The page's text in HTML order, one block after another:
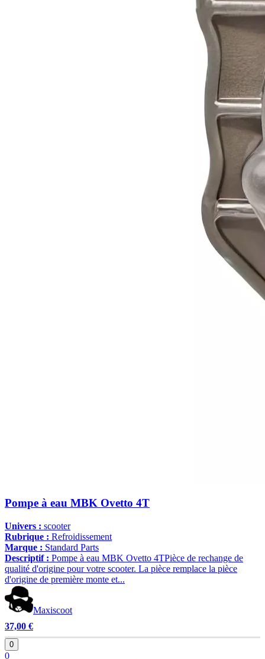
Pompe à eau MBK Ovetto 4T
Univers : scooter
Rubrique : Refroidissement
Marque : Standard Parts
Descriptif : Pompe à eau MBK Ovetto 4TPièce de rechange de
qualité d'origine pour votre scooter. La pièce remplace la pièce
d'origine de première monte et...
Maxiscoot
37,00 €
0
0